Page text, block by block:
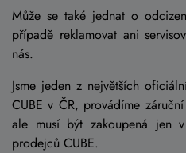
Může se také jednat o
případě reklamovat ani
nás.
Jsme jeden z největších
CUBE v ČR, provádíme
ale musí být zakoupená jen
prodejců CUBE.